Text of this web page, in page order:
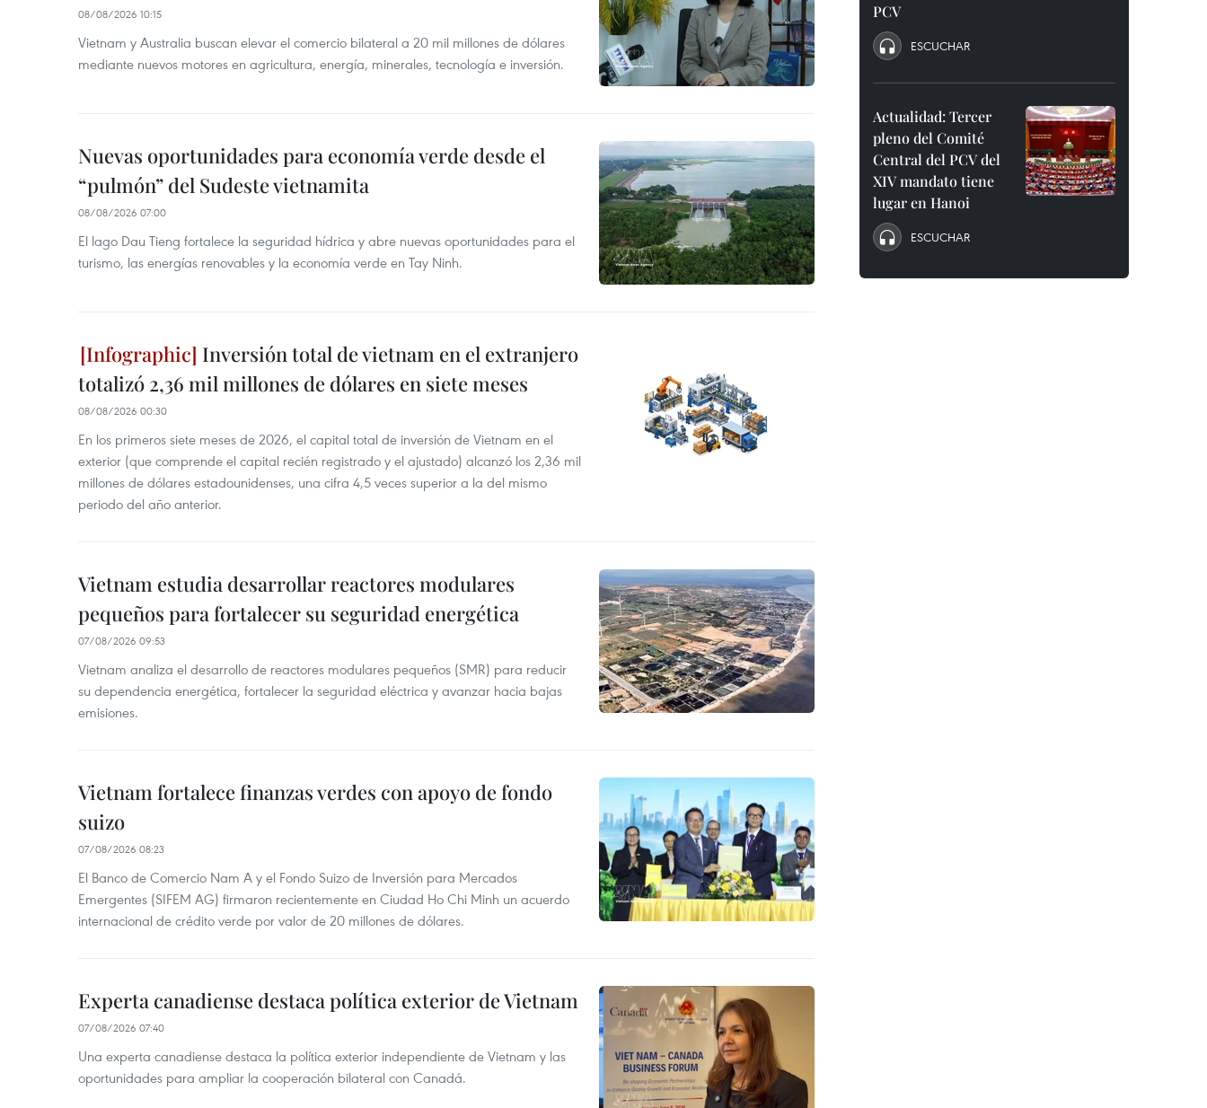
08/08/2026 10:15
Vietnam y Australia buscan elevar el comercio bilateral a 20 mil millones de dólares
mediante nuevos motores en agricultura, energía, minerales, tecnología e inversión.
Nuevas oportunidades para economía verde desde el
“pulmón” del Sudeste vietnamita
08/08/2026 07:00
El lago Dau Tieng fortalece la seguridad hídrica y abre nuevas oportunidades para el
turismo, las energías renovables y la economía verde en Tay Ninh.
Inversión total de vietnam en el extranjero
totalizó 2,36 mil millones de dólares en siete meses
08/08/2026 00:30
En los primeros siete meses de 2026, el capital total de inversión de Vietnam en el
exterior (que comprende el capital recién registrado y el ajustado) alcanzó los 2,36 mil
millones de dólares estadounidenses, una cifra 4,5 veces superior a la del mismo
periodo del año anterior.
Vietnam estudia desarrollar reactores modulares
pequeños para fortalecer su seguridad energética
07/08/2026 09:53
Vietnam analiza el desarrollo de reactores modulares pequeños (SMR) para reducir
su dependencia energética, fortalecer la seguridad eléctrica y avanzar hacia bajas
emisiones.
Vietnam fortalece finanzas verdes con apoyo de fondo
suizo
07/08/2026 08:23
El Banco de Comercio Nam A y el Fondo Suizo de Inversión para Mercados
Emergentes (SIFEM AG) firmaron recientemente en Ciudad Ho Chi Minh un acuerdo
internacional de crédito verde por valor de 20 millones de dólares.
Experta canadiense destaca política exterior de Vietnam
07/08/2026 07:40
Una experta canadiense destaca la política exterior independiente de Vietnam y las
oportunidades para ampliar la cooperación bilateral con Canadá.
PCV
ESCUCHAR
Actualidad: Tercer
pleno del Comité
Central del PCV del
XIV mandato tiene
lugar en Hanoi
ESCUCHAR